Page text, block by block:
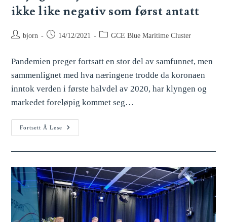
ikke like negativ som først antatt
bjorn 14/12/2021 GCE Blue Maritime Cluster
Pandemien preger fortsatt en stor del av samfunnet, men
sammenlignet med hva næringene trodde da koronaen
inntok verden i første halvdel av 2020, har klyngen og
markedet foreløpig kommet seg…
Fortsett Å Lese